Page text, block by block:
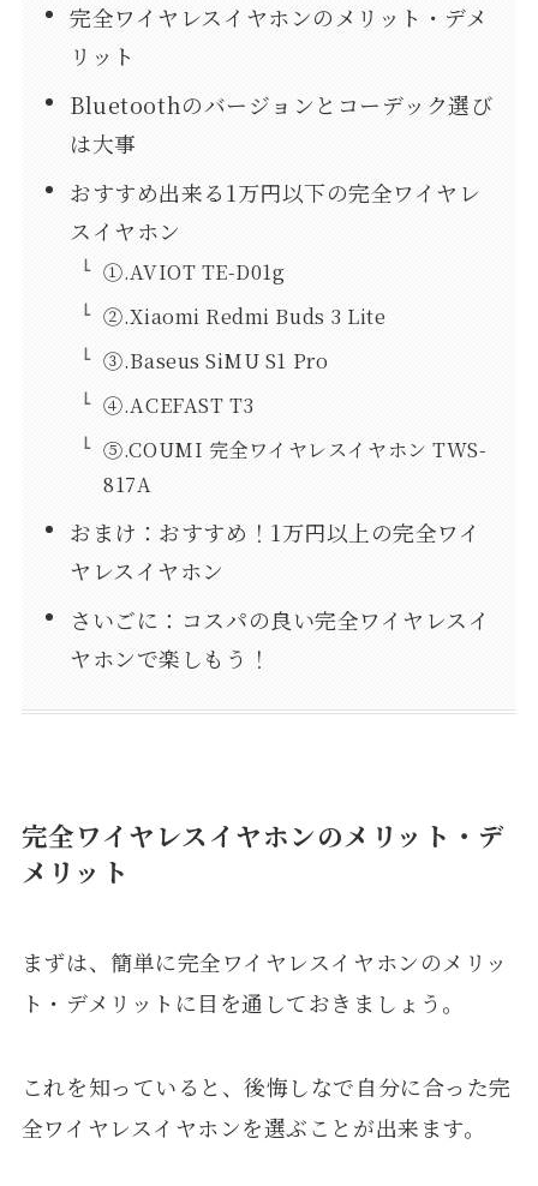
完全ワイヤレスイヤホンのメリット・デメ
リット
Bluetoothのバージョンとコーデック選び
は大事
おすすめ出来る1万円以下の完全ワイヤレ
スイヤホン
①.AVIOT TE-D01g
②.Xiaomi Redmi Buds 3 Lite
③.Baseus SiMU S1 Pro
④.ACEFAST T3
⑤.COUMI 完全ワイヤレスイヤホン TWS-
817A
おまけ：おすすめ！1万円以上の完全ワイ
ヤレスイヤホン
さいごに：コスパの良い完全ワイヤレスイ
ヤホンで楽しもう！
完全ワイヤレスイヤホンのメリット・デ
メリット
まずは、簡単に完全ワイヤレスイヤホンのメリッ
ト・デメリットに目を通しておきましょう。
これを知っていると、後悔しなで自分に合った完
全ワイヤレスイヤホンを選ぶことが出来ます。